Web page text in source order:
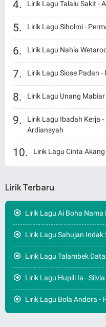
Lirik Lagu Talalu Sakit -
Lirik Lagu Siholmi -
Lirik Lagu Nahia
Lirik Lagu Siose Padan -
Lirik Lagu Unang Mabiar
Lirik Lagu Ibadah Kerja
Ardiansyah
Lirik Lagu Cinta Akang
Lirik Terbaru
Lirik Lagu Ai Boha Nama
Lirik Lagu Sahujan Indak
Lirik Lagu Talambek
Lirik Lagu Hupili Ia - Silvia
Lirik Lagu Bola Andora -